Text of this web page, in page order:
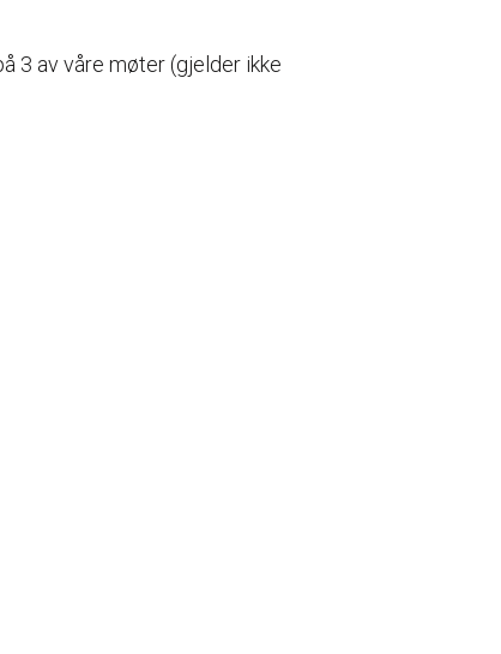
3 av våre møter (gjelder ikke